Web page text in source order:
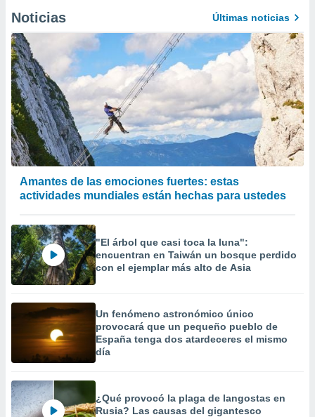
Noticias Últimas noticias
Amantes de las emociones fuertes: estas
actividades mundiales están hechas para ustedes
"El árbol que casi toca la luna":
encuentran en Taiwán un bosque perdido
con el ejemplar más alto de Asia
Un fenómeno astronómico único
provocará que un pequeño pueblo de
España tenga dos atardeceres el mismo
día
¿Qué provocó la plaga de langostas en
Rusia? Las causas del gigantesco